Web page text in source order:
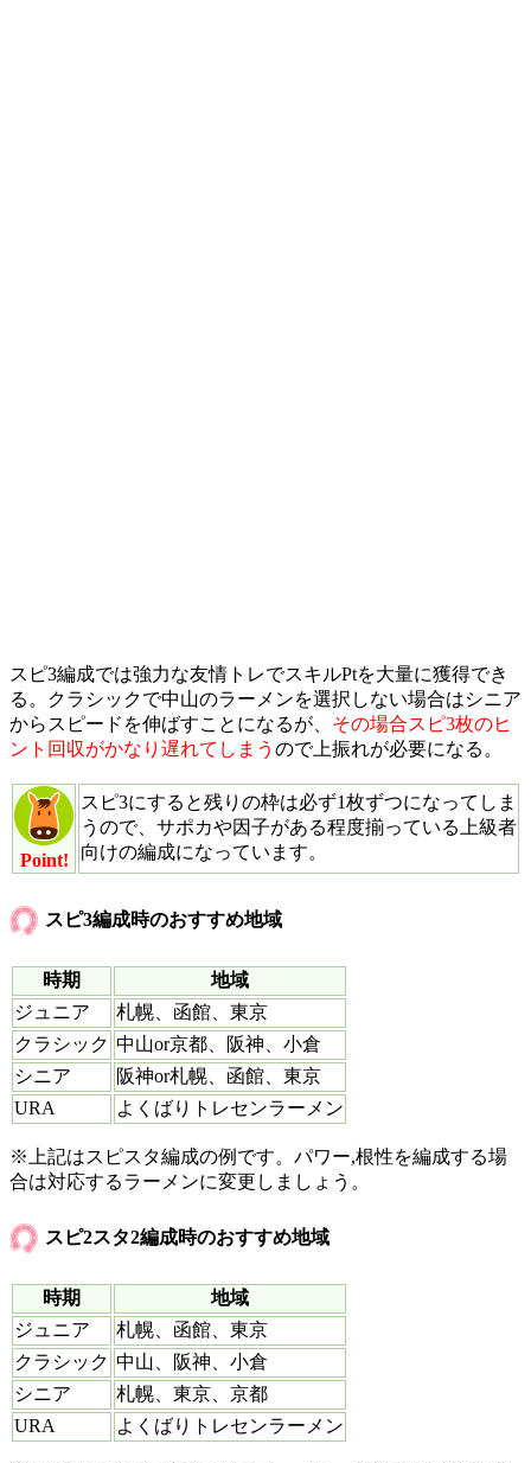
スピ3編成では強力な友情トレでスキルPtを大量に獲得でき
る。クラシックで中山のラーメンを選択しない場合はシニア
からスピードを伸ばすことになるが、 その場合スピ3枚のヒ
ント回収がかなり遅れてしまう ので上振れが必要になる。
Point!
スピ3にすると残りの枠は必ず1枚ずつになってしま
うので、サポカや因子がある程度揃っている上級者
向けの編成になっています。
スピ3編成時のおすすめ地域
時期
地域
ジュニア
札幌、函館、東京
クラシック 中山or京都、阪神、小倉
シニア
阪神or札幌、函館、東京
URA
よくばりトレセンラーメン
※上記はスピスタ編成の例です。パワー,根性を編成する場
合は対応するラーメンに変更しましょう。
スピ2スタ2編成時のおすすめ地域
時期
地域
ジュニア
札幌、函館、東京
クラシック 中山、阪神、小倉
シニア
札幌、東京、京都
URA
よくばりトレセンラーメン